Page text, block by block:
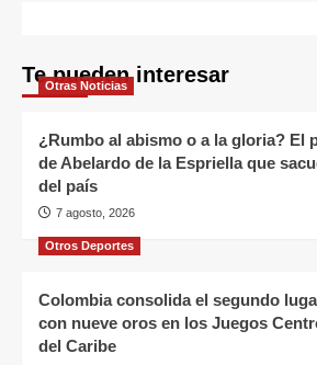
Te pueden interesar
Otras Noticias
¿Rumbo al abismo o a la gloria? El
de Abelardo de la Espriella que
del país
7 agosto, 2026
Otros Deportes
Colombia consolida el segundo
con nueve oros en los Juegos
del Caribe